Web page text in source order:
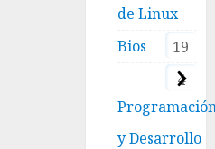
de Linux
19
Bios
4
y Desarrollo